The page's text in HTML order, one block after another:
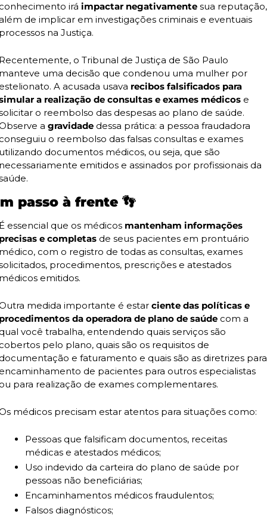
irá impactar negativamente sua reputação,
de implicar em investigações criminais e eventuais
na Justiça.
o Tribunal de Justiça de São Paulo
uma decisão que condenou uma mulher por
A acusada usava recibos falsificados para
a realização de consultas e exames médicos e
o reembolso das despesas ao plano de saúde.
a gravidade dessa prática: a pessoa fraudadora
o reembolso das falsas consultas e exames
documentos médicos, ou seja, que são
emitidos e assinados por profissionais da
passo à frente 👣
essencial que os médicos mantenham informações
e completas de seus pacientes em prontuário
com o registro de todas as consultas, exames
procedimentos, prescrições e atestados
emitidos.
medida importante é estar ciente das políticas e
da operadora de plano de saúde com a
você trabalha, entendendo quais serviços são
pelo plano, quais são os requisitos de
e faturamento e quais são as diretrizes para
de pacientes para outros especialistas
para realização de exames complementares.
médicos precisam estar atentos para situações como:
Pessoas que falsificam documentos, receitas
médicas e atestados médicos;
Uso indevido da carteira do plano de saúde por
pessoas não beneficiárias;
Encaminhamentos médicos fraudulentos;
Falsos diagnósticos;